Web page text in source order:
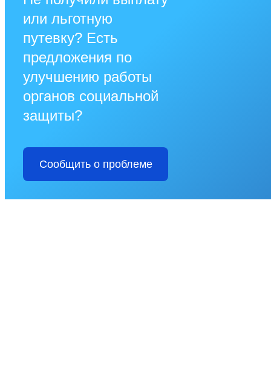
или льготную
путевку? Есть
предложения по
улучшению работы
органов социальной
защиты?
Сообщить о проблеме